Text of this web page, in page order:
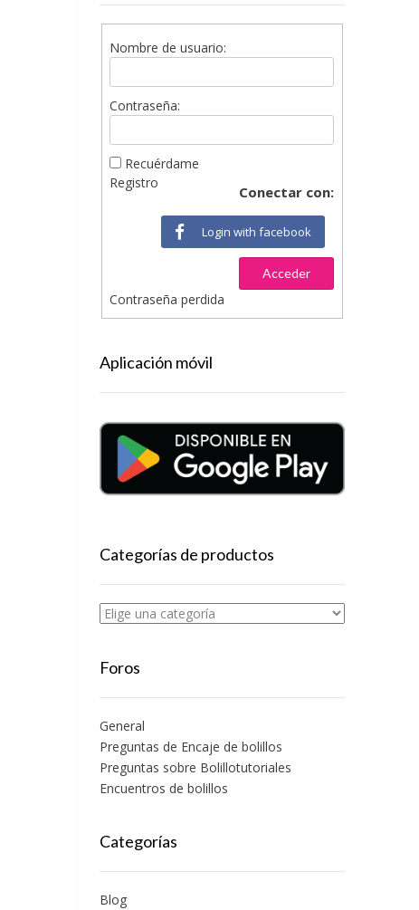
Nombre de usuario:
Contraseña:
Recuérdame
Conectar con:
Login with facebook
Acceder
Registro
Contraseña perdida
Aplicación móvil
Categorías de productos
Foros
General
Preguntas de Encaje de bolillos
Preguntas sobre Bolillotutoriales
Encuentros de bolillos
Categorías
Blog